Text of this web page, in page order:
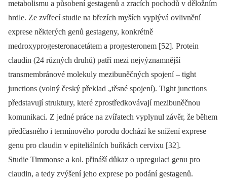
metabolismu a působení gestagenů a zracích pochodů v děložním
hrdle. Ze zvířecí studie na březích myších vyplývá ovlivnění
exprese některých genů gestageny, konkrétně
medroxyprogesteronacetátem a progesteronem [52]. Protein
claudin (24 různých druhů) patří mezi nejvýznamnější
transmembránové molekuly mezibuněčných spojení –⁠ tight
junctions (volný český překlad „těsné spojení). Tight junctions
představují struktury, které zprostředkovávají mezibuněčnou
komunikaci. Z jedné práce na zvířatech vyplynul závěr, že během
předčasného i termínového porodu dochází ke snížení exprese
genu pro claudin v epiteliálních buňkách cervixu [32].
Studie Timmonse a kol. přináší důkaz o upregulaci genu pro
claudin, a tedy zvýšení jeho exprese po podání gestagenů.